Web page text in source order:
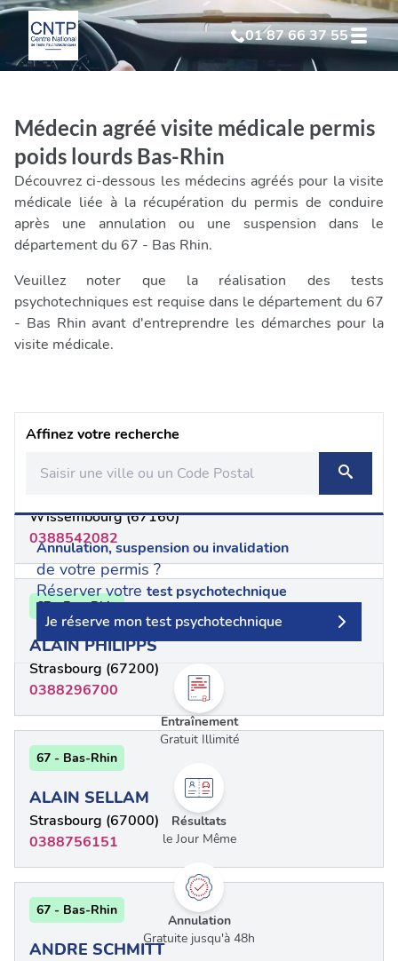
01 87 66 37 55
Test Psychotechniquesuite à annulation
Test Psychotechniquesuite à invalidation
Test Psychotechniqueprofessionnel
Médecin agréé visite médicale permis
poids lourds Bas-Rhin
Découvrez ci-dessous les médecins agréés pour la visite
médicale liée à la récupération du permis de conduire
après une annulation ou une suspension dans le
département du 67 - Bas Rhin.
Veuillez noter que la réalisation des tests
psychotechniques est requise dans le département du 67
- Bas Rhin avant d'entreprendre les démarches pour la
visite médicale.
Affinez votre recherche
Annulation, suspension ou invalidation
de votre permis ?
Réserver votre test psychotechnique
Je réserve mon test psychotechnique
Entraînement
Gratuit Illimité
Résultats
le Jour Même
Annulation
Gratuite jusqu'à 48h
Wissembourg (67160)
0388542082
67 - Bas-Rhin
ALAIN PHILIPPS
Strasbourg (67200)
0388296700
67 - Bas-Rhin
ALAIN SELLAM
Strasbourg (67000)
0388756151
67 - Bas-Rhin
ANDRE SCHMITT